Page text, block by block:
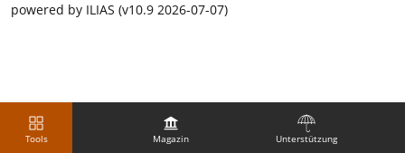
Tools Magazin Unterstützung
powered by ILIAS (v10.9 2026-07-07)